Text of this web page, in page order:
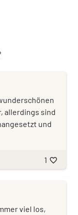
allerdings sind
und
1 favorite_border
viel los,